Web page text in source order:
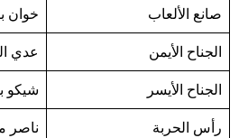
صانع الألعاب خوان
الجناح الأيمن عدي
الجناح الأيسر شيكو
رأس الحربة ناصر